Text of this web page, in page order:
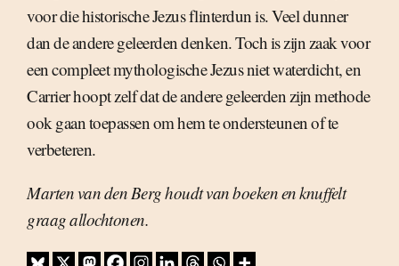
voor die historische Jezus flinterdun is. Veel dunner
dan de andere geleerden denken. Toch is zijn zaak voor
een compleet mythologische Jezus niet waterdicht, en
Carrier hoopt zelf dat de andere geleerden zijn methode
ook gaan toepassen om hem te ondersteunen of te
verbeteren.
Marten van den Berg houdt van boeken en knuffelt
graag allochtonen.